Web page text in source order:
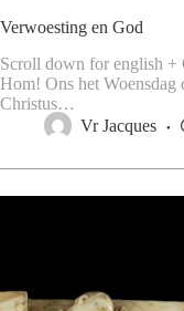
Verwoesting en God
Scroll down for english +
Hom! Ons het Woensdag
Christus…
Vr Jacques